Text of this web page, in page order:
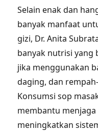
Selain enak dan
banyak manfaat
gizi, Dr. Anita
banyak nutrisi
jika menggunakan
daging, dan
Konsumsi sop
membantu
meningkatkan